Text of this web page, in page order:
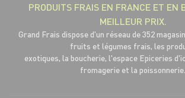
PRODUITS FRAIS EN FRANCE ET EN
MEILLEUR PRIX.
Grand Frais dispose d'un réseau de 352
fruits et légumes frais, les
exotiques, la boucherie, l'espace Epiceries
fromagerie et la poissonnerie.